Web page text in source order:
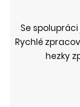
Se
Rychlé
hezky